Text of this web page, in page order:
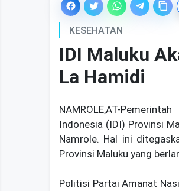
KESEHATAN
IDI Maluku
La Hamidi
NAMROLE,AT-
Indonesia (IDI) Provinsi
Namrole. Hal ini
Provinsi Maluku yang
Politisi Partai Amanat